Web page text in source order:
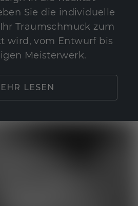
Sie die individuelle
Traumschmuck zum
wird, vom Entwurf bis
Meisterwerk.
LESEN